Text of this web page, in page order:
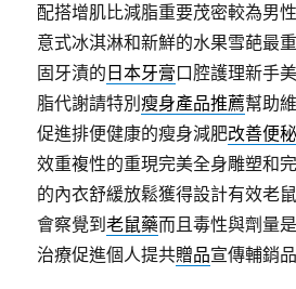
配搭增肌比減脂重要茂密較為男
意式冰淇淋和新鮮的水果雪葩最
固牙漬的 日本牙膏口腔護理新手
脂代謝請特別瘦身產品推薦幫助
促進排便健康的瘦身減肥改善便
效重複性的重現完美全身雕塑和
的內衣舒緩放鬆獲得設計有效老
會察覺到老鼠藥而且毒性與劑量
治療促進個人提共贈品宣傳輔銷